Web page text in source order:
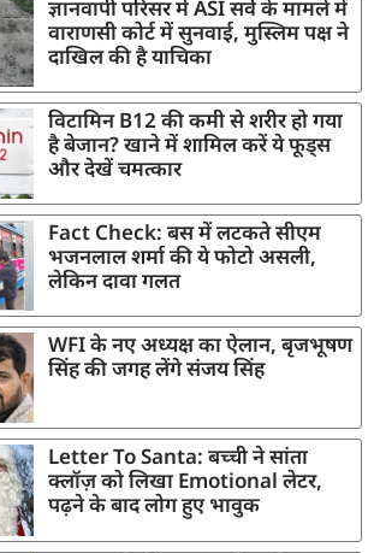
ज्ञानवापी परिसर में ASI सर्वे के मामले में
वाराणसी कोर्ट में सुनवाई, मुस्लिम पक्ष ने
दाखिल की है याचिका
विटामिन B12 की कमी से शरीर हो गया
है बेजान? खाने में शामिल करें ये फूड्स
और देखें चमत्कार
Fact Check: बस में लटकते सीएम
भजनलाल शर्मा की ये फोटो असली,
लेकिन दावा गलत
WFI के नए अध्यक्ष का ऐलान, बृजभूषण
सिंह की जगह लेंगे संजय सिंह
Letter To Santa: बच्ची ने सांता
क्लॉज़ को लिखा Emotional लेटर,
पढ़ने के बाद लोग हुए भावुक